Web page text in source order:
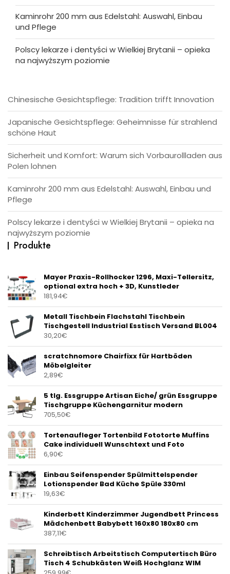
Kaminrohr 200 mm aus Edelstahl: Auswahl, Einbau
und Pflege
Polscy lekarze i dentyści w Wielkiej Brytanii – opieka
na najwyższym poziomie
Chinesische Gesichtspflege: Tradition trifft Innovation
Japanische Gesichtspflege: Geheimnisse für strahlend
schöne Haut
Sicherheit und Komfort: Warum sich Vorbaurollladen aus
Polen lohnen
Kaminrohr 200 mm aus Edelstahl: Auswahl, Einbau und
Pflege
Polscy lekarze i dentyści w Wielkiej Brytanii – opieka na
najwyższym poziomie
Produkte
Mayer Praxis-Rollhocker 1296, Maxi-Tellersitz,
optional extra hoch + 3D, Kunstleder
181,94€
Metall Tischbein Flachstahl Tischbein
Tischgestell Industrial Esstisch Versand BL004
30,20€
scratchnomore Chairfixx für Hartböden
Möbelgleiter
2,89€
5 tlg. Essgruppe Artisan Eiche/ grün Essgruppe
Tischgruppe Küchengarnitur modern
705,50€
Tortenaufleger Tortenbild Fototorte Muffins
Cake individuell Wunschtext und Foto
6,90€
Einbau Seifenspender Spülmittelspender
Lotionspender Bad Küche Spüle 330ml
19,63€
Kinderbett Kinderzimmer Jugendbett Princess
Mädchenbett Babybett 160x80 180x80 cm
387,11€
Schreibtisch Arbeitstisch Computertisch Büro
Tisch 4 Schubkästen Weiß Hochglanz WIM